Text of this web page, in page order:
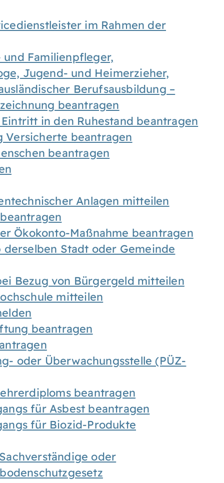
im Rahmen der
Familienpfleger,
Jugend- und Heimerzieher,
Berufsausbildung –
beantragen
in den Ruhestand beantragen
Versicherte beantragen
beantragen
Anlagen mitteilen
Ökokonto-Maßnahme beantragen
Stadt oder Gemeinde
Bezug von Bürgergeld mitteilen
mitteilen
beantragen
oder Überwachungsstelle (PÜZ-
beantragen
für Asbest beantragen
für Biozid-Produkte
oder